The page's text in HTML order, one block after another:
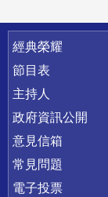
快速連結
經典榮耀
節目表
主持人
政府資訊公開
意見信箱
常見問題
電子投票